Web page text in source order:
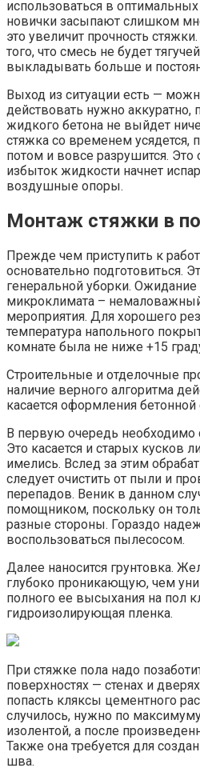
использоваться в
новички засыпают слишком
это увеличит прочность
того, что смесь не будет
выкладывать больше и
Выход из ситуации есть —
действовать нужно
жидкого бетона не выйдет
стяжка со временем усядется,
потом и вовсе разрушится. Это
избыток жидкости начнет
воздушные опоры.
Монтаж стяжки в
Прежде чем приступить к
основательно подготовиться.
генеральной уборки. Ожидание
микроклимата –
мероприятия. Для хорошего
температура напольного
комнате была не ниже +15
Строительные и отделочные
наличие верного алгоритма
касается оформления бетонной
В первую очередь необходимо
Это касается и старых кусков
имелись. Вслед за этим
следует очистить от пыли и
перепадов. Веник в данном
помощником, поскольку он
разные стороны. Гораздо
воспользоваться пылесосом.
Далее наносится грунтовка.
глубоко проникающую, чем
полного ее высыхания на пол
гидроизолирующая пленка.
При стяжке пола надо
поверхностях — стенах и
попасть кляксы цементного
случилось, нужно по
изолентой, а после
Также она требуется для
шва.